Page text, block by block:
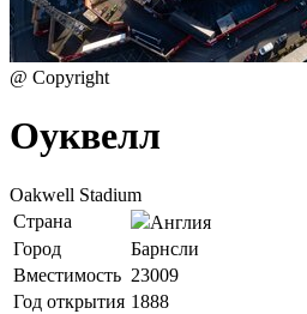
@ Copyright
Оуквелл
Oakwell Stadium
Страна
Англия
Город
Барнсли
Вместимость 23009
Год открытия 1888